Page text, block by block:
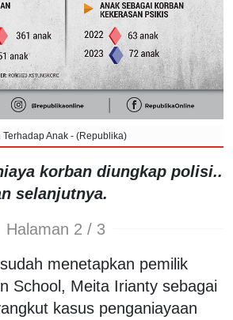
Anak - (Republika)
korban diungkap polisi..
selanjutnya.
Halaman 2 / 3
menetapkan pemilik
School, Meita Irianty sebagai
kasus penganiayaan